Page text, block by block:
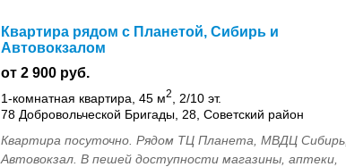
Квартира рядом с Планетой, Сибирь и
Автовокзалом
от 2 900 руб.
1-комнатная квартира, 45 м2
, 2/10 эт.
78 Добровольческой Бригады, 28, Советский район
Квартира посуточно. Рядом ТЦ Планета, МВДЦ Сибирь,
Автовокзал. В пешей доступности магазины, аптеки,